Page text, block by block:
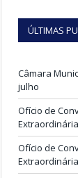
ÚLTIMAS
Câmara
julho
Ofício de
Ofício de